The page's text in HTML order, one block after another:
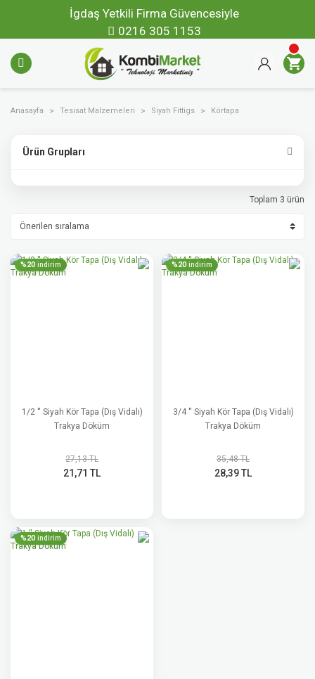
İgdaş Yetkili Firma Güvencesiyle
0216 305 1153
Anasayfa Tesisat Malzemeleri Siyah Fittigs Körtapa
Ürün Grupları
Toplam 3 ürün
%20 indirim
1/2 '' Siyah Kör Tapa (Dış Vidalı)
Trakya Döküm
27,13 TL
21,71 TL
%20 indirim
3/4 '' Siyah Kör Tapa (Dış Vidalı)
Trakya Döküm
35,48 TL
28,39 TL
%20 indirim